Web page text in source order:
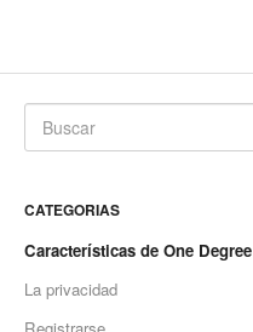
CATEGORIAS
Características de One Degree
La privacidad